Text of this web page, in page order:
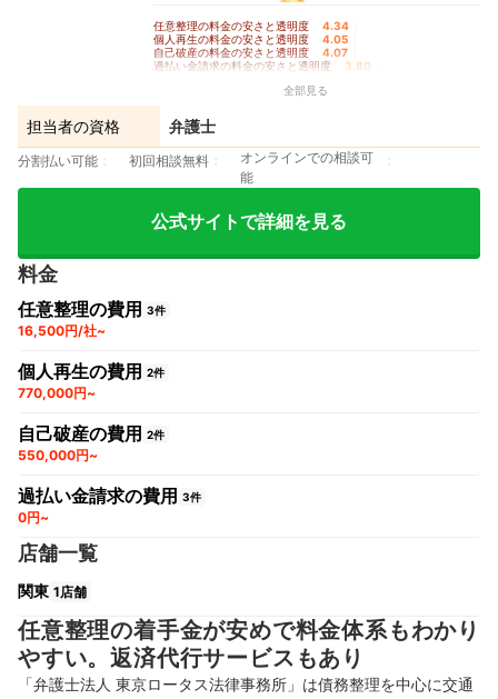
任意整理の料金の安さと透明度 4.34
個人再生の料金の安さと透明度 4.05
自己破産の料金の安さと透明度 4.07
過払い金請求の料金の安さと透明度 3.80
全部見る
担当者の資格 弁護士
分割払い可能 初回相談無料
オンラインでの相談可
能
公式サイトで詳細を見る
料金
任意整理の費用 3件
16,500円/社~
個人再生の費用 2件
770,000円~
自己破産の費用 2件
550,000円~
過払い金請求の費用 3件
0円~
店舗一覧
関東 1店舗
任意整理の着手金が安めで料金体系もわかり
やすい。返済代行サービスもあり
「弁護士法人 東京ロータス法律事務所」は債務整理を中心に交通